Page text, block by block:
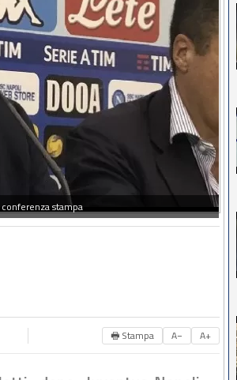
stampa
🖶 Stampa A− A+